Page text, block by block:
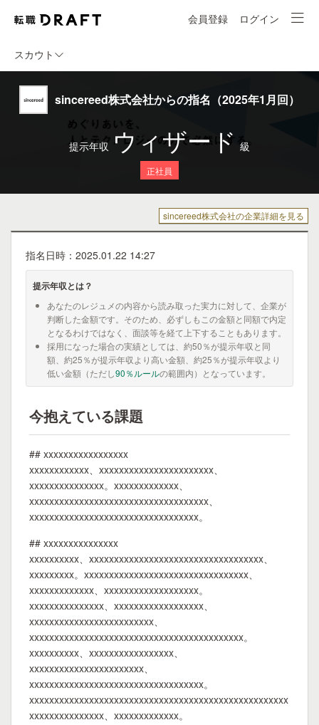
会員登録 ログイン
スカウト
sincereed株式会社からの指名（2025年1月回）
提示年収 ウィザード 級
正社員
sincereed株式会社の企業詳細を見る
指名日時：2025.01.22 14:27
提示年収とは？
あなたのレジュメの内容から読み取った実力に対して、企業が
判断した金額です。そのため、必ずしもこの金額と同額で内定
となるわけではなく、面談等を経て上下することもあります。
採用になった場合の実績としては、約50％が提示年収と同
額、約25％が提示年収より高い金額、約25％が提示年収より
低い金額（ただし90％ルールの範囲内）となっています。
今抱えている課題
## xxxxxxxxxxxxxxxxx
xxxxxxxxxxxx、xxxxxxxxxxxxxxxxxxxxxxx、
xxxxxxxxxxxxxxx。xxxxxxxxxxxxx、
xxxxxxxxxxxxxxxxxxxxxxxxxxxxxxxxxxxx、
xxxxxxxxxxxxxxxxxxxxxxxxxxxxxxxxxx。
## xxxxxxxxxxxxxxx
xxxxxxxxxx、xxxxxxxxxxxxxxxxxxxxxxxxxxxxxxxxxxx、
xxxxxxxxx。xxxxxxxxxxxxxxxxxxxxxxxxxxxxxxxxx、
xxxxxxxxxxxxx、xxxxxxxxxxxxxxxxxxx。
xxxxxxxxxxxxxxx、xxxxxxxxxxxxxxxxxx、
xxxxxxxxxxxxxxxxxxxxxxxxx、
xxxxxxxxxxxxxxxxxxxxxxxxxxxxxxxxxxxxxxxxxxx。
xxxxxxxxxx、xxxxxxxxxxxxxxxxx、
xxxxxxxxxxxxxxxxxxxxxxx、
xxxxxxxxxxxxxxxxxxxxxxxxxxxxxxxxxxx。
xxxxxxxxxxxxxxxxxxxxxxxxxxxxxxxxxxxxxxxxxxxxxxxxxxxx
xxxxxxxxxxxxxxx、xxxxxxxxxxxxx。